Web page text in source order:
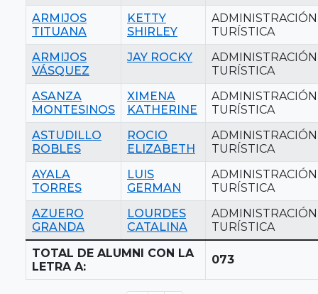
ARMIJOS
TITUANA
KETTY
SHIRLEY
ADMINISTRACIÓN
TURÍSTICA
ARMIJOS
VÁSQUEZ
JAY ROCKY
ADMINISTRACIÓN
TURÍSTICA
ASANZA
MONTESINOS
XIMENA
KATHERINE
ADMINISTRACIÓN
TURÍSTICA
ASTUDILLO
ROBLES
ROCIO
ELIZABETH
ADMINISTRACIÓN
TURÍSTICA
AYALA
TORRES
LUIS
GERMAN
ADMINISTRACIÓN
TURÍSTICA
AZUERO
GRANDA
LOURDES
CATALINA
ADMINISTRACIÓN
TURÍSTICA
TOTAL DE ALUMNI CON LA
LETRA A:
073